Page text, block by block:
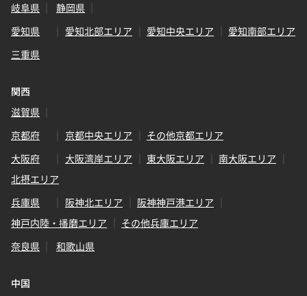
岐阜県
静岡県
愛知県
愛知北部エリア 愛知中央エリア
愛知南部エリア
三重県
関西
滋賀県
京都府
京都中央エリア
その他京都エリア
大阪府
大阪湾岸エリア 東大阪エリア
南大阪エリア
北摂エリア
兵庫県
阪神北エリア
阪神神戸港エリア
神戸内陸・播磨エリア
その他兵庫エリア
奈良県
和歌山県
中国